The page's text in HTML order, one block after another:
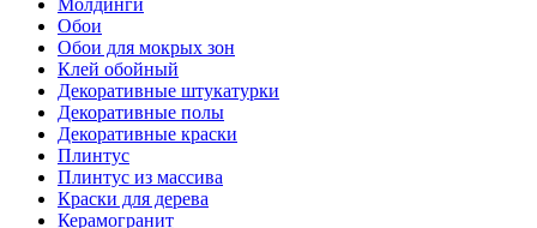
Молдинги
Обои
Обои для мокрых зон
Клей обойный
Декоративные штукатурки
Декоративные полы
Декоративные краски
Плинтус
Плинтус из массива
Краски для дерева
Керамогранит